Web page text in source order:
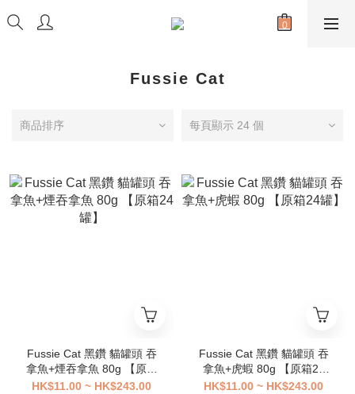
Fussie Cat
商品排序 每頁顯示 24 個
Fussie Cat 黑鑽 貓罐頭 吞
拿魚+煙吞拿魚 80g 【原箱
24罐】
HK$11.00 ~ HK$243.00
Fussie Cat 黑鑽 貓罐頭 吞
拿魚+虎蝦 80g 【原箱24
罐】
HK$11.00 ~ HK$243.00